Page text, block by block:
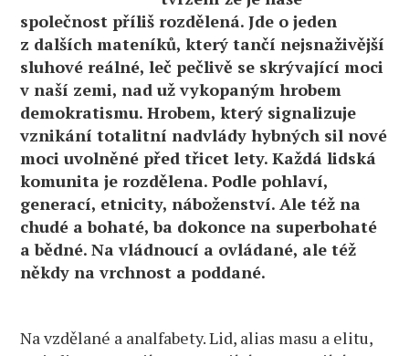
společnost příliš rozdělená. Jde o jeden
z dalších mateníků, který tančí nejsnaživější
sluhové reálné, leč pečlivě se skrývající moci
v naší zemi, nad už vykopaným hrobem
demokratismu. Hrobem, který signalizuje
vznikání totalitní nadvlády hybných sil nové
moci uvolněné před třicet lety. Každá lidská
komunita je rozdělena. Podle pohlaví,
generací, etnicity, náboženství. Ale též na
chudé a bohaté, ba dokonce na superbohaté
a bědné. Na vládnoucí a ovládané, ale též
někdy na vrchnost a poddané.
Na vzdělané a analfabety. Lid, alias masu a elitu,